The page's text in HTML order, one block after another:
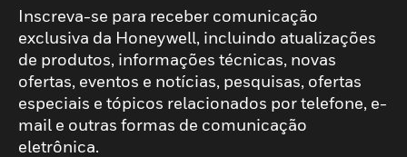
Inscreva-se para receber comunicação
exclusiva da Honeywell, incluindo atualizações
de produtos, informações técnicas, novas
ofertas, eventos e notícias, pesquisas, ofertas
especiais e tópicos relacionados por telefone, e-
mail e outras formas de comunicação
eletrônica.